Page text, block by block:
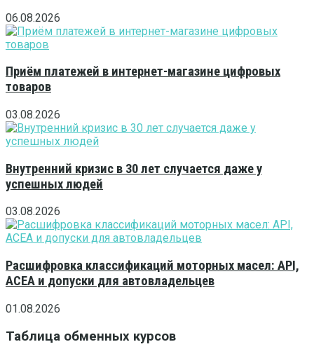
06.08.2026
Приём платежей в интернет-магазине цифровых
товаров
03.08.2026
Внутренний кризис в 30 лет случается даже у
успешных людей
03.08.2026
Расшифровка классификаций моторных масел: API,
ACEA и допуски для автовладельцев
01.08.2026
Таблица обменных курсов